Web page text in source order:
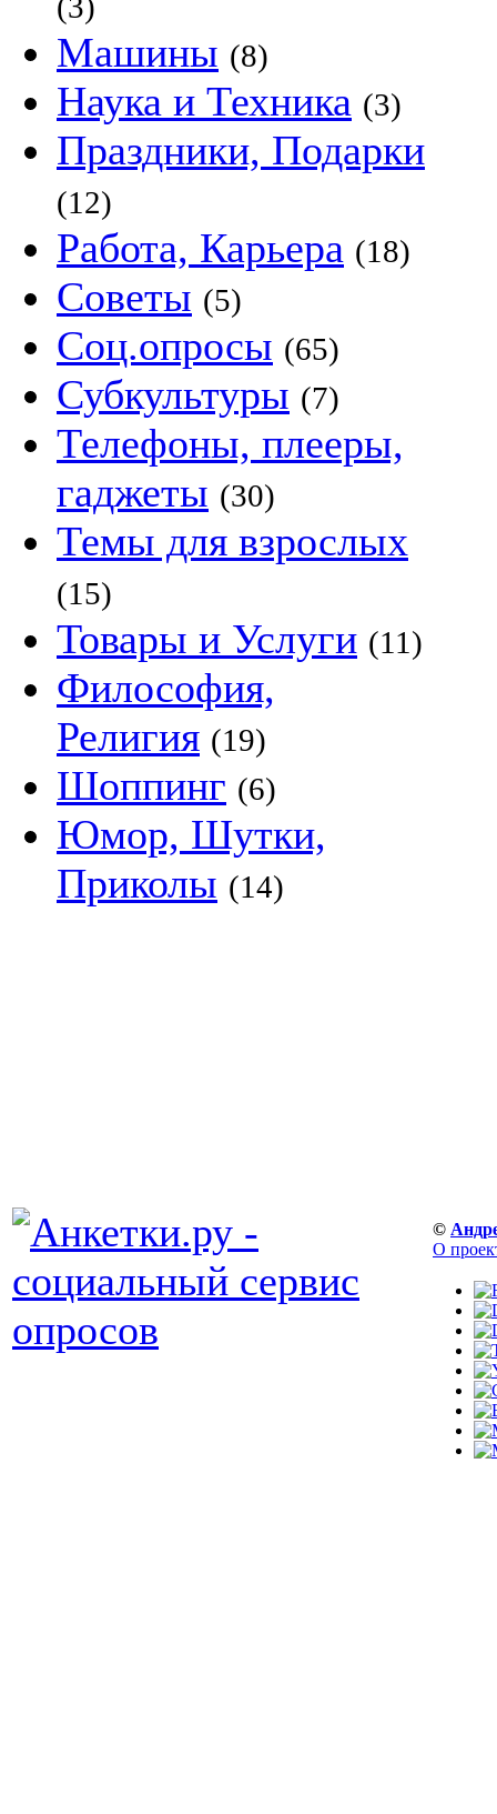
Машины (8)
Наука и Техника (3)
Праздники, Подарки
(12)
Работа, Карьера (18)
Советы (5)
Соц.опросы (65)
Субкультуры (7)
Телефоны, плееры,
гаджеты (30)
Темы для взрослых
(15)
Товары и Услуги (11)
Философия,
Религия (19)
Шоппинг (6)
Юмор, Шутки,
Приколы (14)
©
О